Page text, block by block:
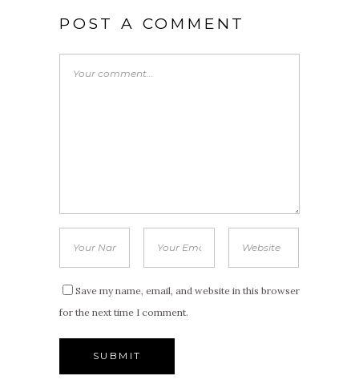
POST A COMMENT
Save my name, email, and website in this browser
for the next time I comment.